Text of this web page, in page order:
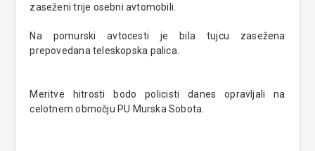
zaseženi trije osebni avtomobili.
Na pomurski avtocesti je bila tujcu zasežena
prepovedana teleskopska palica.
Meritve hitrosti bodo policisti danes opravljali na
celotnem območju PU Murska Sobota.